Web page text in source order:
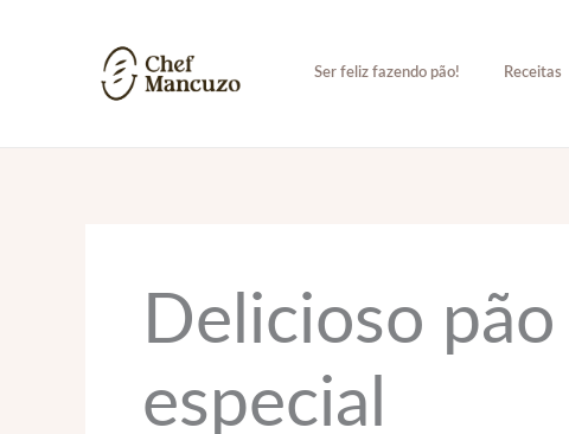
Ser feliz fazendo pão! Receitas
Delicioso
especial